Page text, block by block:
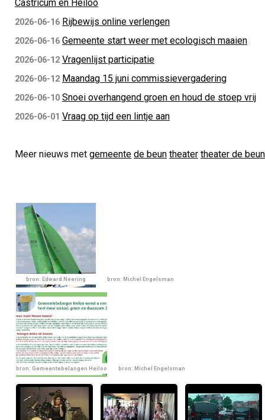
Castricum en Heiloo
2026-06-16 Rijbewijs online verlengen
2026-06-16 Gemeente start weer met ecologisch maaien
2026-06-12 Vragenlijst participatie
2026-06-12 Maandag 15 juni commissievergadering
2026-06-10 Snoei overhangend groen en houd de stoep vrij
2026-06-01 Vraag op tijd een lintje aan
Meer nieuws met gemeente de beun theater theater de beun
bron: Edward Neering bron: Michel Engelsman
bron: Gemeentebelangen Heiloo bron: Michel Engelsman